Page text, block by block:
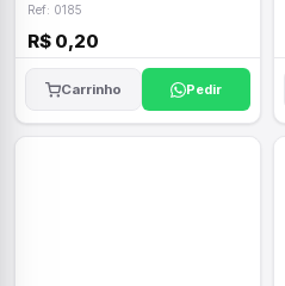
Ref: 0185
R$ 0,20
Carrinho Pedir